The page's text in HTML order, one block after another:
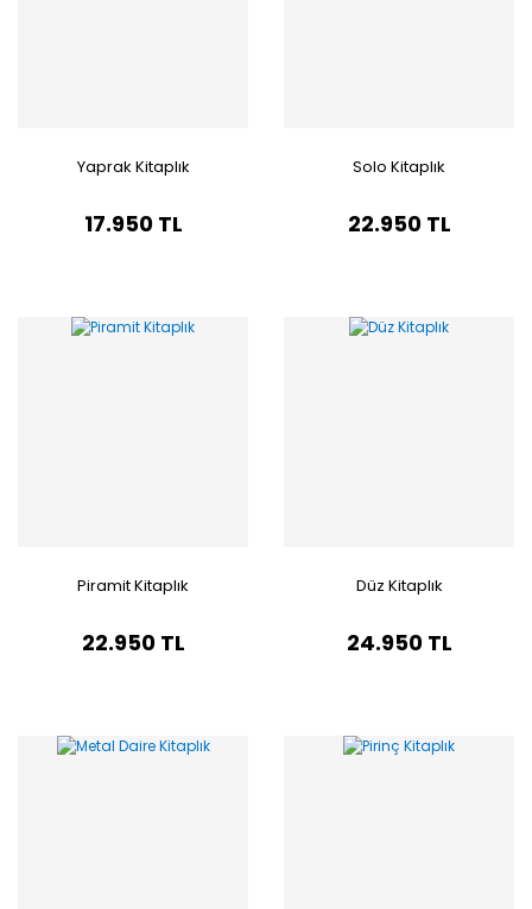
Yaprak Kitaplık
17.950 TL
Solo Kitaplık
22.950 TL
Piramit Kitaplık
22.950 TL
Düz Kitaplık
24.950 TL